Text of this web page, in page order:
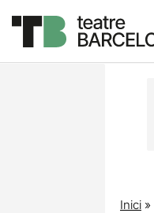
Inici»